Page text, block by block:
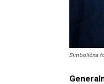
Simbolična